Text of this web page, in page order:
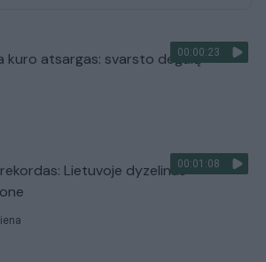
00:00:23
kuro atsargas: svarsto degalų
00:01:08
Lietuvoje dyzelinas